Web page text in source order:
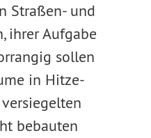
Straßen- und
ihrer Aufgabe
sollen
in Hitze-
bebauten